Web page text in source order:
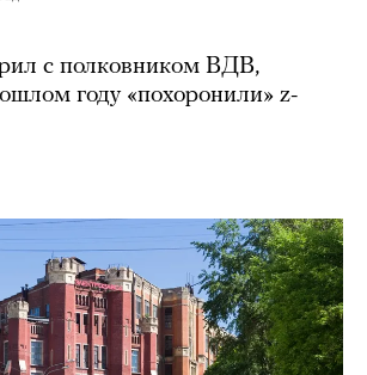
с полковником ВДВ,
году «похоронили» z-